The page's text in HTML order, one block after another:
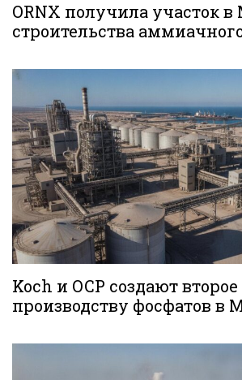
ORNX получила участок
строительства
Koch и OCP создают
производству фосфатов в